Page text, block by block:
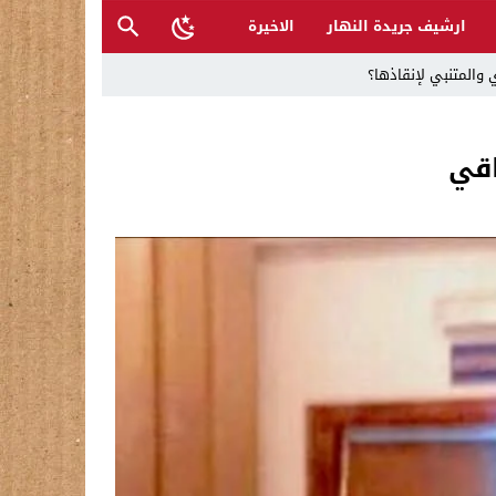
ارشيف جريدة النهار
الاخيرة
لإنقاذها؟